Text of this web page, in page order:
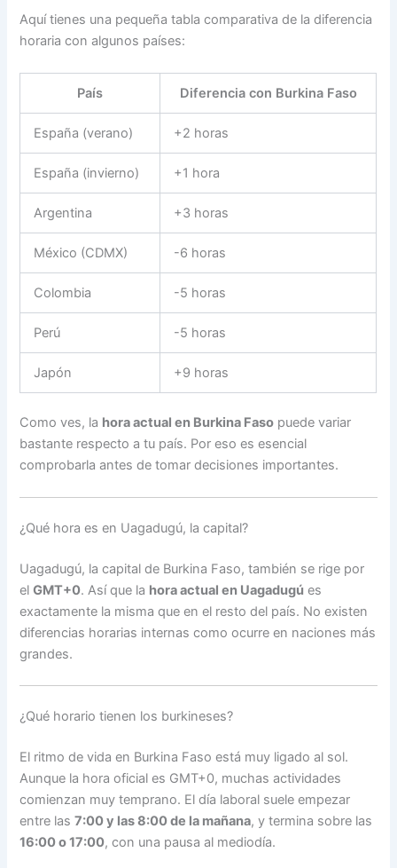
Aquí tienes una pequeña tabla comparativa de la diferencia
horaria con algunos países:
País Diferencia con Burkina Faso
España (verano) +2 horas
España (invierno) +1 hora
Argentina +3 horas
México (CDMX) -6 horas
Colombia -5 horas
Perú -5 horas
Japón +9 horas
Como ves, la hora actual en Burkina Faso puede variar
bastante respecto a tu país. Por eso es esencial
comprobarla antes de tomar decisiones importantes.
¿Qué hora es en Uagadugú, la capital?
Uagadugú, la capital de Burkina Faso, también se rige por
elGMT+0. Así que la hora actual en Uagadugú es
exactamente la misma que en el resto del país. No existen
diferencias horarias internas como ocurre en naciones más
grandes.
¿Qué horario tienen los burkineses?
El ritmo de vida en Burkina Faso está muy ligado al sol.
Aunque la hora oficial es GMT+0, muchas actividades
comienzan muy temprano. El día laboral suele empezar
entre las7:00 y las 8:00 de la mañana, y termina sobre las
16:00 o 17:00, con una pausa al mediodía.